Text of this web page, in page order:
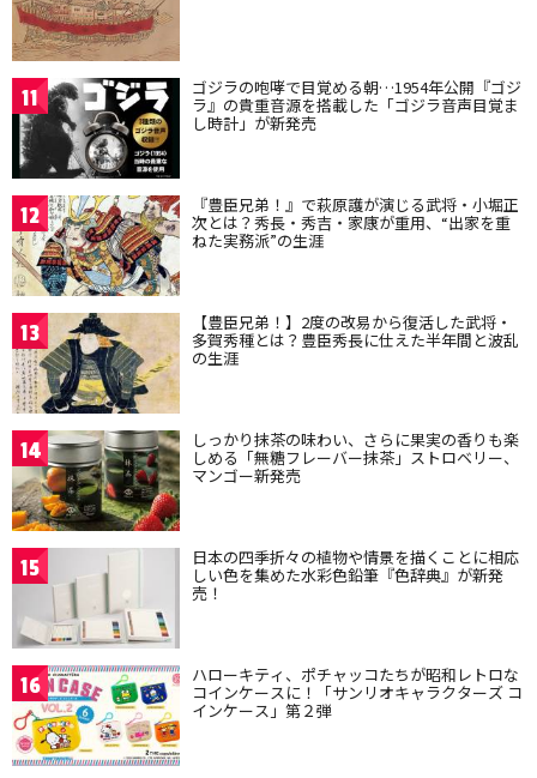
11 ゴジラの咆哮で目覚める朝…1954年公開『ゴジ
ラ』の貴重音源を搭載した「ゴジラ音声目覚ま
し時計」が新発売
12 『豊臣兄弟！』で萩原護が演じる武将・小堀正
次とは？秀長・秀吉・家康が重用、“出家を重
ねた実務派”の生涯
13 【豊臣兄弟！】2度の改易から復活した武将・
多賀秀種とは？豊臣秀長に仕えた半年間と波乱
の生涯
14 しっかり抹茶の味わい、さらに果実の香りも楽
しめる「無糖フレーバー抹茶」ストロベリー、
マンゴー新発売
15 日本の四季折々の植物や情景を描くことに相応
しい色を集めた水彩色鉛筆『色辞典』が新発
売！
16 ハローキティ、ポチャッコたちが昭和レトロな
コインケースに！「サンリオキャラクターズ コ
インケース」第２弾